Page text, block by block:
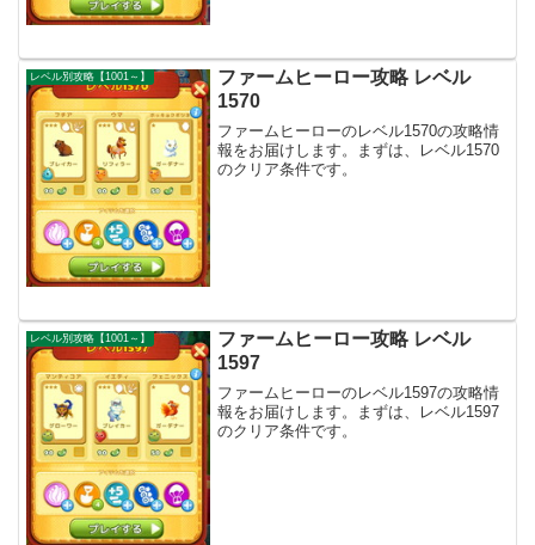
レベル別攻略【1001～】
ファームヒーロー攻略 レベル
1570
ファームヒーローのレベル1570の攻略情
報をお届けします。まずは、レベル1570
のクリア条件です。
レベル別攻略【1001～】
ファームヒーロー攻略 レベル
1597
ファームヒーローのレベル1597の攻略情
報をお届けします。まずは、レベル1597
のクリア条件です。